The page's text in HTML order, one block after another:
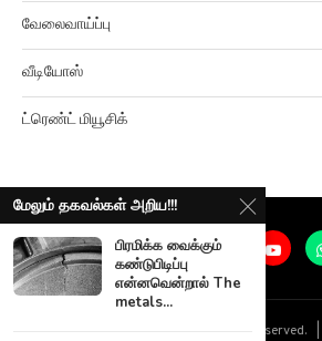
வேலைவாய்ப்பு
வீடியோஸ்
ட்ரெண்ட் மியூசிக்
Ariviyalpuram. All rights reserved. |
மேலும் தகவல்கள் அறிய!!!
பிரமிக்க வைக்கும்
கண்டுபிடிப்பு
என்னவென்றால் The
metals...